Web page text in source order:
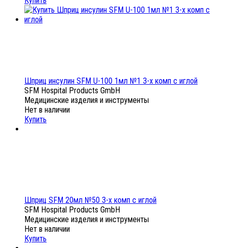
Шприц инсулин SFM U-100 1мл №1 3-х комп с иглой
SFM Hospital Products GmbH
Медицинские изделия и инструменты
Нет в наличии
Купить
Шприц SFM 20мл №50 3-х комп с иглой
SFM Hospital Products GmbH
Медицинские изделия и инструменты
Нет в наличии
Купить